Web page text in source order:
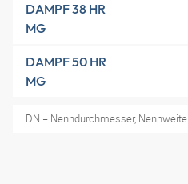
DAMPF 38 HR
MG
DAMPF 50 HR
MG
DN = Nenndurchmesser, Nennweite